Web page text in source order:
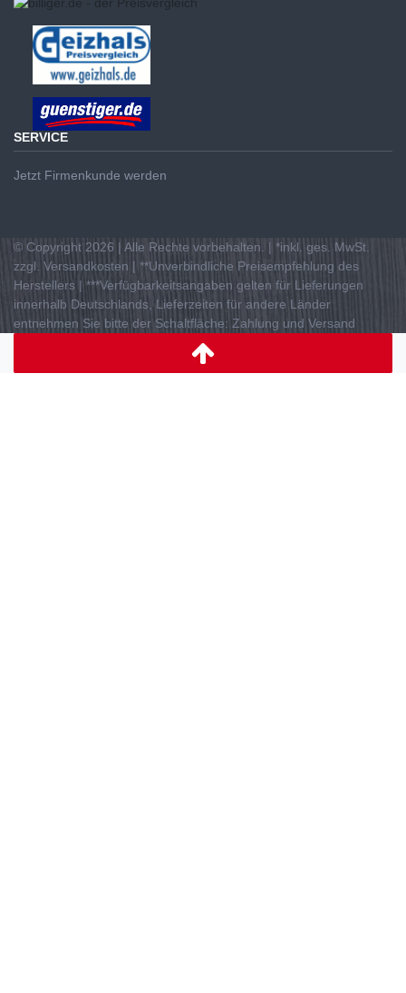
SERVICE
Jetzt Firmenkunde werden
© Copyright 2026 | Alle Rechte vorbehalten. | *inkl. ges. MwSt.
zzgl. Versandkosten | **Unverbindliche Preisempfehlung des
Herstellers | ***Verfügbarkeitsangaben gelten für Lieferungen
innerhalb Deutschlands, Lieferzeiten für andere Länder
entnehmen Sie bitte der Schaltfläche: Zahlung und Versand